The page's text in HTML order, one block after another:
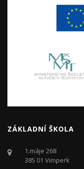
ZÁKLADNÍ ŠKOLA
1.máje 268
385 01 Vimperk